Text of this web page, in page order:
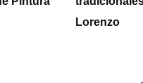
Lorenzo